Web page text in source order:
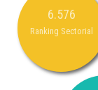
6.576
Ranking Sectorial